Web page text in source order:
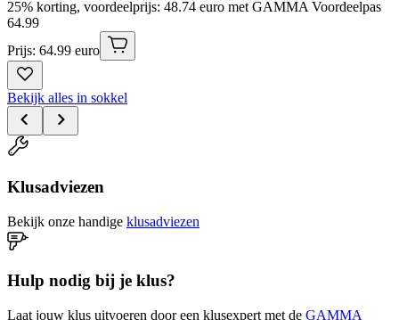
25% korting, voordeelprijs: 48.74 euro met GAMMA Voordeelpas
64.99
Prijs: 64.99 euro
Bekijk alles in sokkel
Klusadviezen
Bekijk onze handige klusadviezen
Hulp nodig bij je klus?
Laat jouw klus uitvoeren door een klusexpert met de GAMMA